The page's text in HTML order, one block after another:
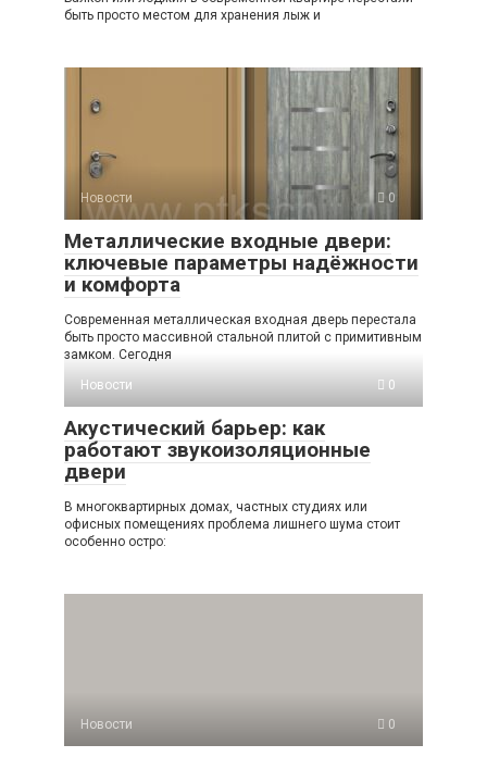
быть просто местом для хранения лыж и
Новости 0
Металлические входные двери:
ключевые параметры надёжности
и комфорта
Современная металлическая входная дверь перестала
быть просто массивной стальной плитой с примитивным
замком. Сегодня
Новости
0
Акустический барьер: как
работают звукоизоляционные
двери
В многоквартирных домах, частных студиях или
офисных помещениях проблема лишнего шума стоит
особенно остро:
Новости 0